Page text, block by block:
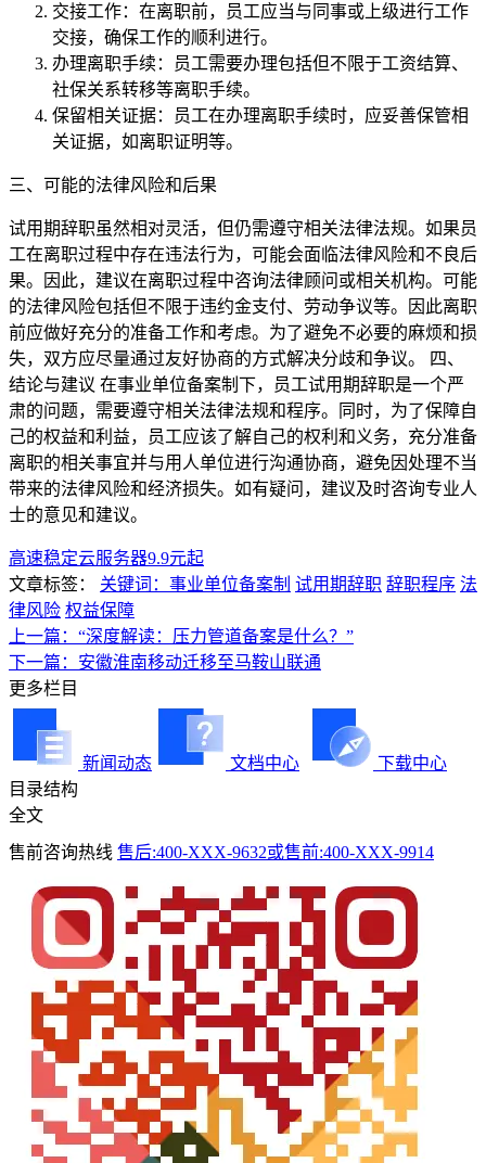
交接工作：在离职前，员工应当与同事或上级进行工作
交接，确保工作的顺利进行。
办理离职手续：员工需要办理包括但不限于工资结算、
社保关系转移等离职手续。
保留相关证据：员工在办理离职手续时，应妥善保管相
关证据，如离职证明等。
三、可能的法律风险和后果
试用期辞职虽然相对灵活，但仍需遵守相关法律法规。如果员
工在离职过程中存在违法行为，可能会面临法律风险和不良后
果。因此，建议在离职过程中咨询法律顾问或相关机构。可能
的法律风险包括但不限于违约金支付、劳动争议等。因此离职
前应做好充分的准备工作和考虑。为了避免不必要的麻烦和损
失，双方应尽量通过友好协商的方式解决分歧和争议。 四、
结论与建议 在事业单位备案制下，员工试用期辞职是一个严
肃的问题，需要遵守相关法律法规和程序。同时，为了保障自
己的权益和利益，员工应该了解自己的权利和义务，充分准备
离职的相关事宜并与用人单位进行沟通协商，避免因处理不当
带来的法律风险和经济损失。如有疑问，建议及时咨询专业人
士的意见和建议。
高速稳定云服务器9.9元起
文章标签：
关键词：事业单位备案制 试用期辞职 辞职程序 法
律风险 权益保障
上一篇：“深度解读：压力管道备案是什么？”
下一篇：安徽淮南移动迁移至马鞍山联通
更多栏目
新闻动态 文档中心
下载中心
目录结构
全文
售前咨询热线 售后:400-XXX-9632或售前:400-XXX-9914